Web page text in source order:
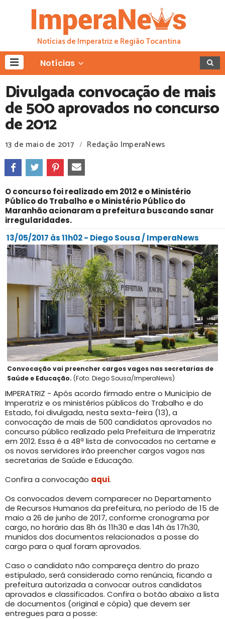
Notícias de Imperatriz e Região Tocantina
Notícias
Divulgada convocação de mais
de 500 aprovados no concurso
de 2012
13 de maio de 2017 / Redação ImperaNews
O concurso foi realizado em 2012 e o Ministério
Público do Trabalho e o Ministério Público do
Maranhão acionaram a prefeitura buscando sanar
irregularidades.
13/05/2017 às 11h02 - Diego Sousa / ImperaNews
Convocação vai preencher cargos vagos nas secretarias de
Saúde e Educação. (Foto: Diego Sousa/ImperaNews)
IMPERATRIZ - Após acordo firmado entre o Município de
Imperatriz e os ministérios públicos do Trabalho e do
Estado, foi divulgada, nesta sexta-feira (13), a
convocação de mais de 500 candidatos aprovados no
concurso público realizado pela Prefeitura de Imperatriz
em 2012. Essa é a 48ª lista de convocados no certame e
os novos servidores irão preencher cargos vagos nas
secretarias de Saúde e Educação.
Confira a convocação aqui.
Os convocados devem comparecer no Departamento
de Recursos Humanos da prefeitura, no período de 15 de
maio a 26 de junho de 2017, conforme cronograma por
cargo, no horário das 8h ás 11h30 e das 14h às 17h30,
munidos dos documentos relacionados a posse do
cargo para o qual foram aprovados.
Caso o candidato não compareça dentro do prazo
estipulado, será considerado como renúncia, ficando a
prefeitura autorizada a convocar outros candidatos
aprovados e classificados. Confira o botão abaixo a lista
de documentos (original e cópia) que devem ser
entregues para a posse: